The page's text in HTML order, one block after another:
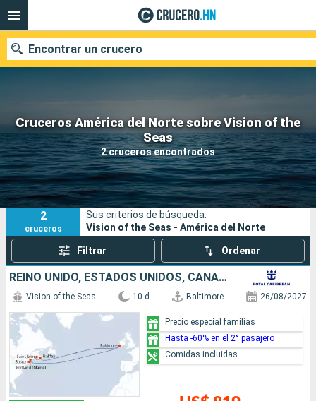
Cruceros América del Norte sobre Vision of the
Seas
2 cruceros encontrados
Encontrar un crucero
Nuestros destinos
Fecha de salida
Puertos Compañías
Buscar
2
cruceros
Sus criterios de búsqueda:
Vision of the Seas - América del Norte
Filtrar Ordenar
REINO UNIDO, ESTADOS UNIDOS, CANADÁ
Vision of the Seas 10 d Baltimore 26/08/2027
Precio especial familias
Hasta -60% en el 2° pasajero
Comidas incluidas